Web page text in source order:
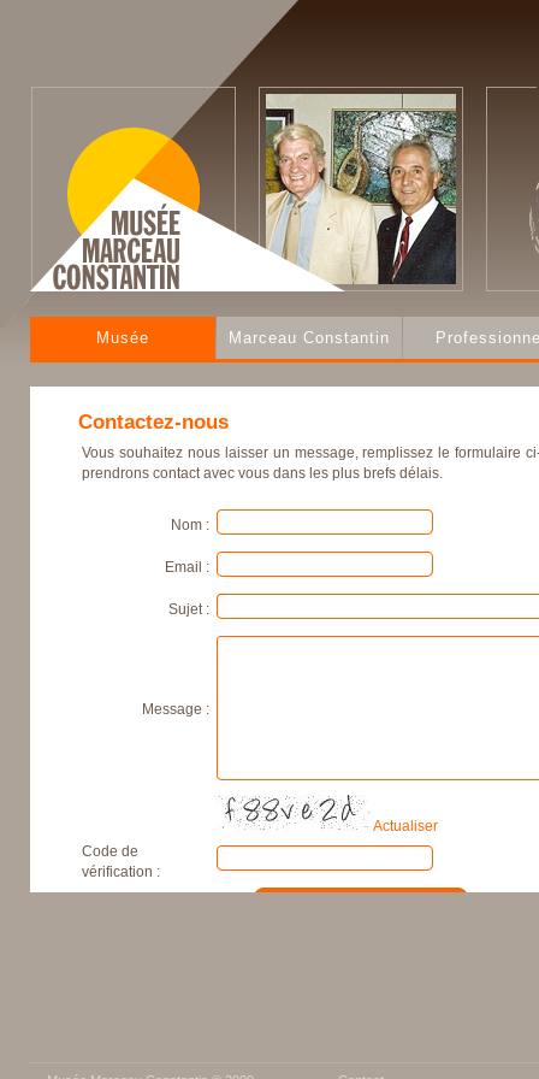
Musée Marceau Constantin
Contactez-nous
Vous souhaitez nous laisser un message, remplissez le formulaire
prendrons contact avec vous dans les plus brefs délais.
Nom :
Email :
Sujet :
Message :
Actualiser
Code de
vérification :